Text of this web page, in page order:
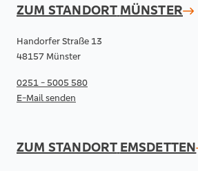
ZUM STANDORT MÜNSTER
Handorfer Straße 13
48157 Münster
0251 - 5005 580
E-Mail senden
ZUM STANDORT EMSDETTEN